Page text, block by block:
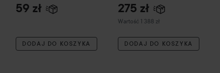
59 zł
DODAJ DO KOSZYKA
275 zł
Wartość 1 388 zł
DODAJ DO KOSZYKA